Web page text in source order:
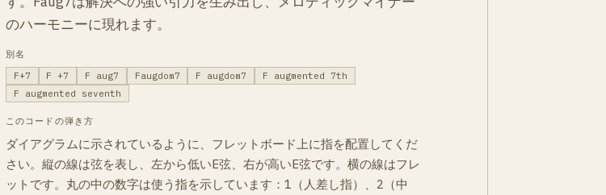
のハーモニーに現れます。
別名
F+7
F +7 F aug7 Faugdom7 F augdom7
F augmented 7th
F augmented seventh
このコードの弾き方
ダイアグラムに示されているように、フレットボード上に指を配置してくだ
さい。縦の線は弦を表し、左から低いE弦、右が高いE弦です。横の線はフレ
ットです。丸の中の数字は使う指を示しています：1（人差し指）、2（中